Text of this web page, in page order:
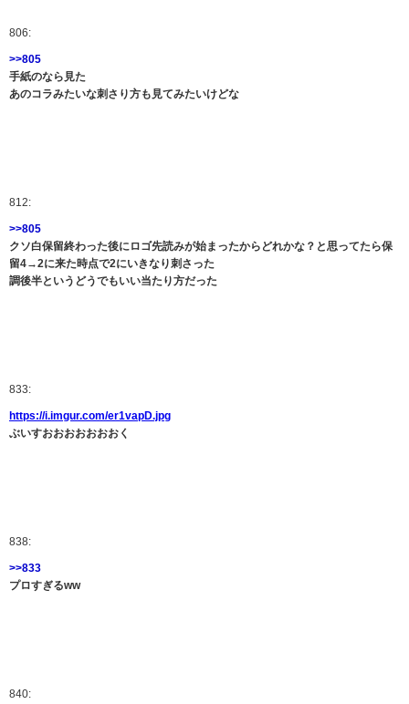
806:
>>805
手紙のなら見た
あのコラみたいな刺さり方も見てみたいけどな
812:
>>805
クソ白保留終わった後にロゴ先読みが始まったからどれかな？と思ってたら保
留4→2に来た時点で2にいきなり刺さった
調後半というどうでもいい当たり方だった
833:
https://i.imgur.com/er1vapD.jpg
ぶいすおおおおおおおく
838:
>>833
プロすぎるww
840: